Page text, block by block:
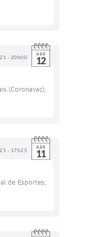
- 20h00 ABR
12
(Coronavac);
- 17h25 ABR
11
de Esportes;